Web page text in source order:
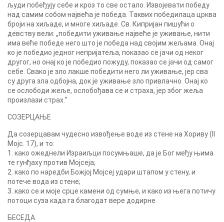
људи побеђују себе и кроз то све остало. Извојевати победу
над самим собом највећа је победа. Таквих победилаца црква
броји на хиљаде, и многе хиљаде. Св. Кипријан пишући о
девству вели: „победити уживање највеће је уживање, нити
има веће победе него што је победа над својим жељама. Онај
ко је победио једног непријатеља, показао се јачи од неког
другог, но онај ко је победио пожуду, показао се јачи од самог
себе. Свако је зло лакше победити него ли уживање, јер сва
су друга зла одбојна, док је уживање зло привлачно. Онај ко
се ослободи жеље, ослобођава се и страха, јер због жеља
произлази страх.“
СОЗЕРЦАЊЕ
Да созерцавам чудесно извођење воде из стене на Хориву (II
Мојс. 17), и то:
1. како ожеднели Израиљци посумњаше, да је Бог међу њима
те гунђаху против Мојсеја;
2. како по наредби Божјој Мојсеј удари штапом у стену, и
потече вода из стене;
3. како се и моје срце камени од сумње, и како из њега потичу
потоци суза када га благодат вере додирне.
БЕСЕДА